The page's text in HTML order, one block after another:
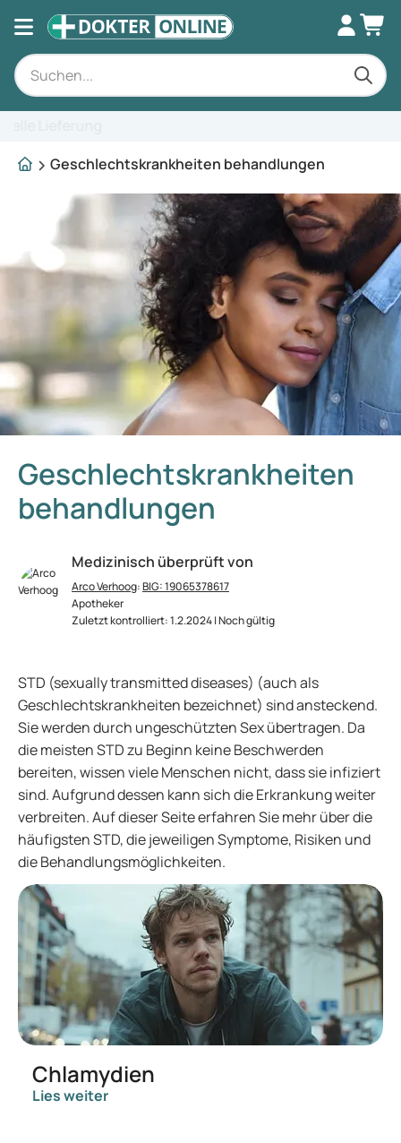
Geschlechtskrankheiten behandlungen
Geschlechtskrankheiten
behandlungen
Medizinisch überprüft von
Arco Verhoog:BIG: 19065378617
Apotheker
Zuletzt kontrolliert: 1.2.2024 | Noch gültig
STD (sexually transmitted diseases) (auch als
Geschlechtskrankheiten bezeichnet) sind ansteckend.
Sie werden durch ungeschützten Sex übertragen. Da
die meisten STD zu Beginn keine Beschwerden
bereiten, wissen viele Menschen nicht, dass sie infiziert
sind. Aufgrund dessen kann sich die Erkrankung weiter
verbreiten. Auf dieser Seite erfahren Sie mehr über die
häufigsten STD, die jeweiligen Symptome, Risiken und
die Behandlungsmöglichkeiten.
Chlamydien
Lies weiter